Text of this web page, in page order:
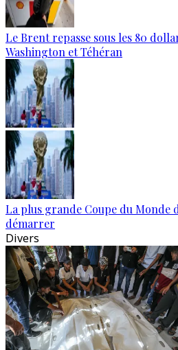
Le Brent repasse sous les 80
Washington et Téhéran
La plus grande Coupe du Monde
démarrer
Divers